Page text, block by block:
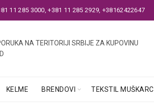
11 285 3000,+381 11 285 2929, +38162422647
NA TERITORIJI SRBIJE ZA KUPOVINU
KELME BRENDOVI TEKSTIL MUŠKARCI